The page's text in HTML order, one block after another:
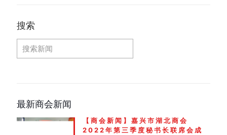
搜索
最新商会新闻
【商会新闻】嘉兴市湖北商会
2022年第三季度秘书长联席会成